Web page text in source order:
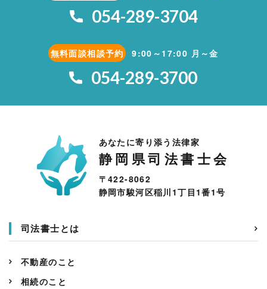
054-289-3704
無料面談相談予約 9:00～17:00 月～金
054-289-3700
あなたに寄り添う法律家
静岡県司法書士会
〒422-8062
静岡市駿河区稲川1丁目1番1号
司法書士とは
不動産のこと
相続のこと